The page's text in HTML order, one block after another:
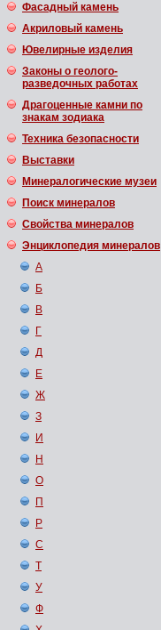
Фасадный камень
Акриловый камень
Ювелирные изделия
Законы о геолого-
разведочных работах
Драгоценные камни по
знакам зодиака
Техника безопасности
Выставки
Минералогические музеи
Поиск минералов
Свойства минералов
Энциклопедия минералов
А
Б
В
Г
Д
Е
Ж
З
И
Н
О
П
Р
С
Т
У
Ф